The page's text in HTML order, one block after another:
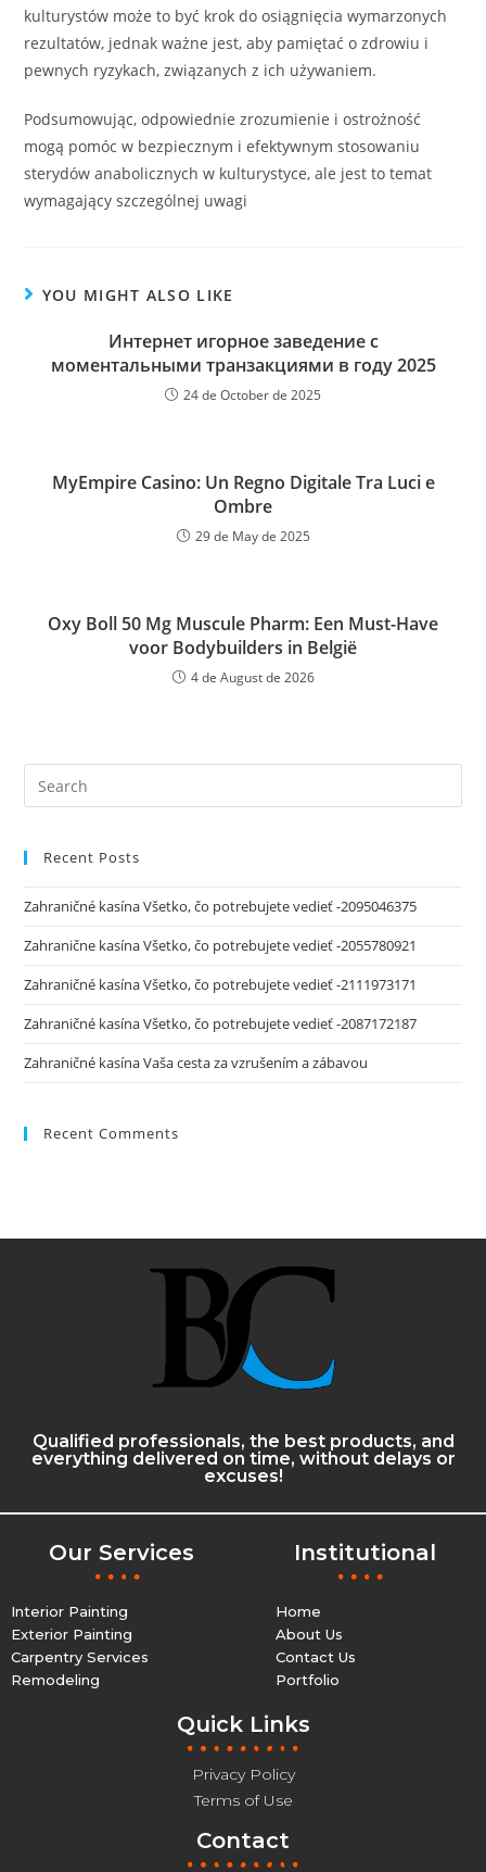
kulturystów może to być krok do osiągnięcia wymarzonych
rezultatów, jednak ważne jest, aby pamiętać o zdrowiu i
pewnych ryzykach, związanych z ich używaniem.
Podsumowując, odpowiednie zrozumienie i ostrożność
mogą pomóc w bezpiecznym i efektywnym stosowaniu
sterydów anabolicznych w kulturystyce, ale jest to temat
wymagający szczególnej uwagi
YOU MIGHT ALSO LIKE
Интернет игорное заведение с
моментальными транзакциями в году 2025
24 de October de 2025
MyEmpire Casino: Un Regno Digitale Tra Luci e
Ombre
29 de May de 2025
Oxy Boll 50 Mg Muscule Pharm: Een Must-Have
voor Bodybuilders in België
4 de August de 2026
Recent Posts
Zahraničné kasína Všetko, čo potrebujete vedieť -2095046375
Zahranične kasína Všetko, čo potrebujete vedieť -2055780921
Zahraničné kasína Všetko, čo potrebujete vedieť -2111973171
Zahraničné kasína Všetko, čo potrebujete vedieť -2087172187
Zahraničné kasína Vaša cesta za vzrušením a zábavou
Recent Comments
Qualified professionals, the best products, and
everything delivered on time, without delays or
excuses!
Our Services
Interior Painting
Exterior Painting
Carpentry Services
Remodeling
Institutional
Home
About Us
Contact Us
Portfolio
Quick Links
Privacy Policy
Terms of Use
Contact